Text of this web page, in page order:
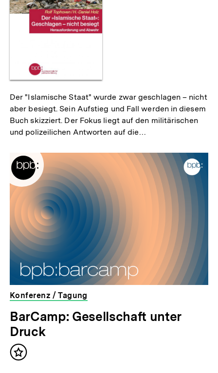
Der "Islamische Staat" wurde zwar geschlagen – nicht
aber besiegt. Sein Aufstieg und Fall werden in diesem
Buch skizziert. Der Fokus liegt auf den militärischen
und polizeilichen Antworten auf die…
Konferenz / Tagung
veranstaltet
von
bpb
BarCamp: Gesellschaft unter
Druck
Inhalt